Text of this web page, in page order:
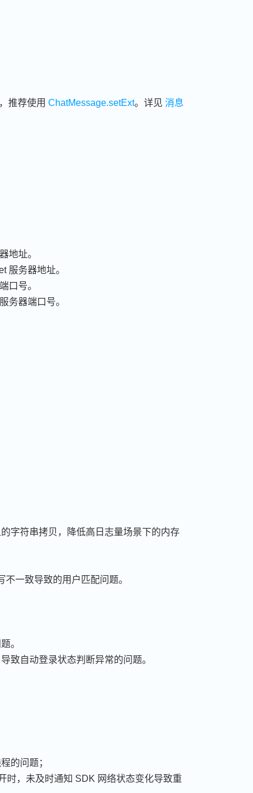
推荐使用ChatMessage.setExt。详见消息
地址。
服务器地址。
口号。
务器端口号。
字符串拷贝，降低高日志量场景下的内存
一致导致的用户匹配问题。
。
致自动登录状态判断异常的问题。
的问题；
时，未及时通知 SDK 网络状态变化导致重